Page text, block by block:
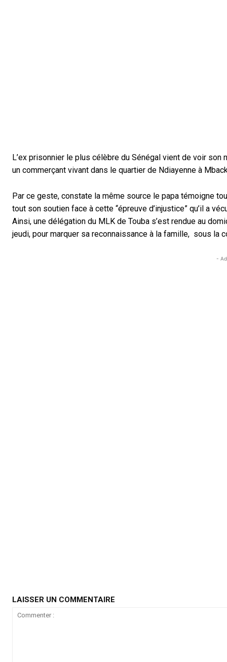
L’ex prisonnier le plus célèbre du Sénégal vient de voir son
un commerçant vivant dans le quartier de Ndiayenne à
Par ce geste, constate la même source le papa témoigne
tout son soutien face à cette “épreuve d’injustice” qu’il a
Ainsi, une délégation du MLK de Touba s’est rendue au
jeudi, pour marquer sa reconnaissance à la famille, sous la
-
LAISSER UN COMMENTAIRE